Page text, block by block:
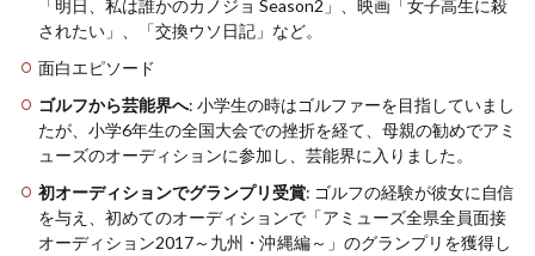
「明日、私は誰かのカノジョ Season2」、映画「女子高生に殺
されたい」、「交換ウソ日記」など​​。
面白エピソード
ゴルフから芸能界へ: 小学生の時はゴルファーを目指していまし
たが、小学6年生の全国大会での挫折を経て、母親の勧めでアミ
ューズのオーディションに参加し、芸能界に入りました​​。
初オーディションでグランプリ受賞: ゴルフの経験が彼女に自信
を与え、初めてのオーディションで「アミューズ全県全員面接
オーディション2017～九州・沖縄編～」のグランプリを獲得し